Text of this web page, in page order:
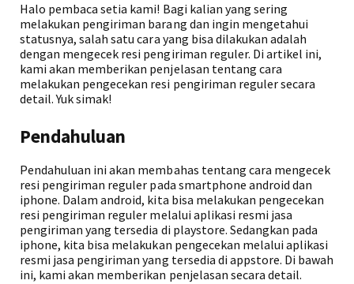
Halo pembaca setia kami! Bagi kalian yang sering
melakukan pengiriman barang dan ingin mengetahui
statusnya, salah satu cara yang bisa dilakukan adalah
dengan mengecek resi pengiriman reguler. Di artikel ini,
kami akan memberikan penjelasan tentang cara
melakukan pengecekan resi pengiriman reguler secara
detail. Yuk simak!
Pendahuluan
Pendahuluan ini akan membahas tentang cara mengecek
resi pengiriman reguler pada smartphone android dan
iphone. Dalam android, kita bisa melakukan pengecekan
resi pengiriman reguler melalui aplikasi resmi jasa
pengiriman yang tersedia di playstore. Sedangkan pada
iphone, kita bisa melakukan pengecekan melalui aplikasi
resmi jasa pengiriman yang tersedia di appstore. Di bawah
ini, kami akan memberikan penjelasan secara detail.